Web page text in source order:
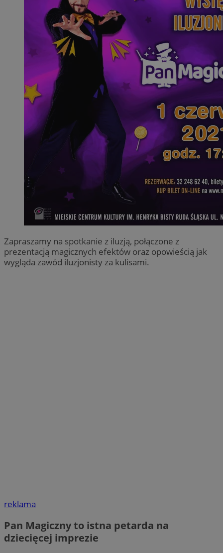
Zapraszamy na spotkanie z iluzją, połączone z
prezentacją magicznych efektów oraz opowieścią jak
wygląda zawód iluzjonisty za kulisami.
reklama
Pan Magiczny to istna petarda na
dziecięcej imprezie